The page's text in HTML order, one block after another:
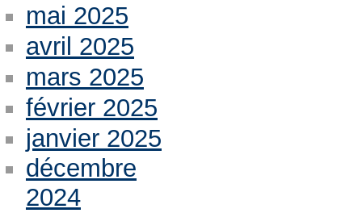
mai 2025
avril 2025
mars 2025
février 2025
janvier 2025
décembre
2024